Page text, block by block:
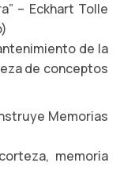
– Eckhart Tolle
de la
de conceptos
Memorias
memoria